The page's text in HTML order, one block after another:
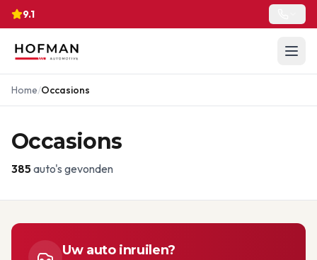
9.1
Home/Occasions
Occasions
385 auto's gevonden
Uw auto inruilen?